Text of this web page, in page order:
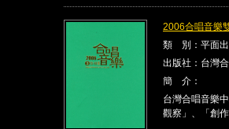
2006合唱音樂
類 別：平面
出版社：台灣
簡 介：
台灣合唱音樂
觀察」、「創